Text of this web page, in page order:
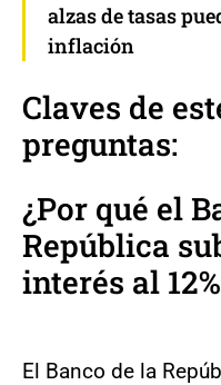
alzas de tasas
inflación
Claves de
preguntas:
¿Por qué el
República
interés al
El Banco de la